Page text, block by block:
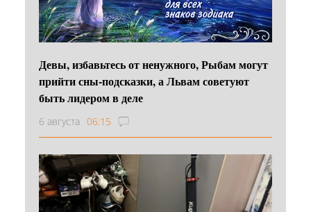
Девы, избавьтесь от ненужного, Рыбам могут
прийти сны-подсказки, а Львам советуют
быть лидером в деле
6 августа 06:15